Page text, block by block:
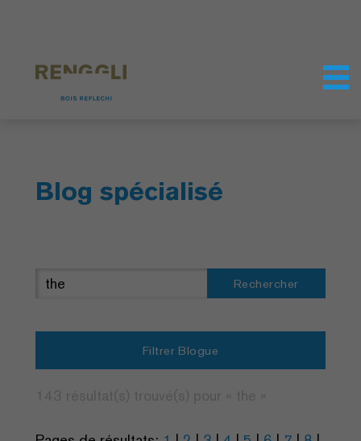
Blog spécialisé
Rechercher
Filtrer Blogue